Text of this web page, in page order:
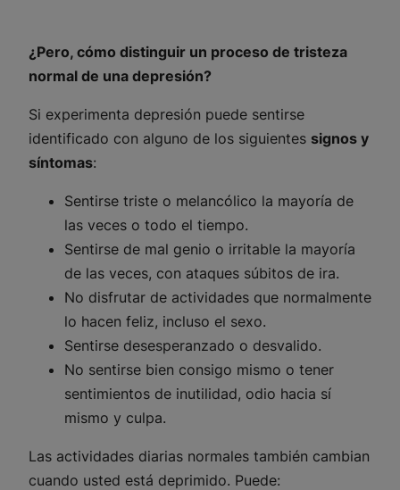
¿Pero, cómo distinguir un proceso de tristeza
normal de una depresión?
Si experimenta depresión puede sentirse
identificado con alguno de los siguientes signos y
síntomas:
Sentirse triste o melancólico la mayoría de
las veces o todo el tiempo.
Sentirse de mal genio o irritable la mayoría
de las veces, con ataques súbitos de ira.
No disfrutar de actividades que normalmente
lo hacen feliz, incluso el sexo.
Sentirse desesperanzado o desvalido.
No sentirse bien consigo mismo o tener
sentimientos de inutilidad, odio hacia sí
mismo y culpa.
Las actividades diarias normales también cambian
cuando usted está deprimido. Puede: